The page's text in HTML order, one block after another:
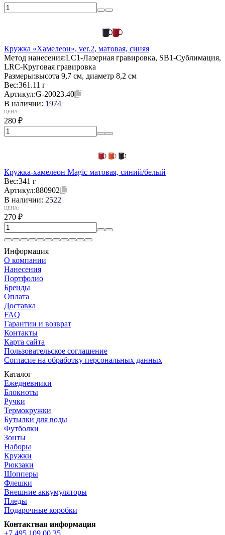
Кружка «Хамелеон», ver.2, матовая, синяя
Метод нанесения:LC1-Лазерная гравировка, SB1-Сублимация,
LRC-Круговая гравировка
Размеры:высота 9,7 см, диаметр 8,2 см
Вес:361.11 г
Артикул:G-20023.40
В наличии: 1974
ЦЕНА:
280 ₽
Кружка-хамелеон Magic матовая, синий/белый
Вес:341 г
Артикул:880902
В наличии: 2522
ЦЕНА:
270 ₽
Информация
О компании
Нанесения
Портфолио
Бренды
Оплата
Доставка
FAQ
Гарантии и возврат
Контакты
Карта сайта
Пользовательское соглашение
Согласие на обработку персональных данных
Каталог
Ежедневники
Блокноты
Ручки
Термокружки
Бутылки для воды
Футболки
Зонты
Наборы
Кружки
Рюкзаки
Шопперы
Флешки
Внешние аккумуляторы
Пледы
Подарочные коробки
Контактная информация
+7 495 109 00 35